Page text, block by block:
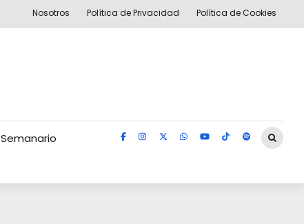
Nosotros Política de Privacidad Política de Cookies
Semanario